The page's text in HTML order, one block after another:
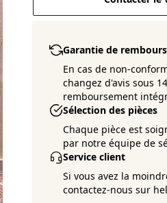
Garantie de
En cas de non-
changez d'avis sous
remboursement
Sélection des pièces
Chaque pièce est
par notre équipe de
Service client
Si vous avez la
contactez-nous sur